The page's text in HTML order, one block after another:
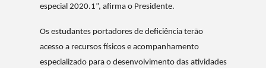
especial 2020.1”, afirma o Presidente.
Os estudantes portadores de deficiência terão
acesso a recursos físicos e acompanhamento
especializado para o desenvolvimento das atividades